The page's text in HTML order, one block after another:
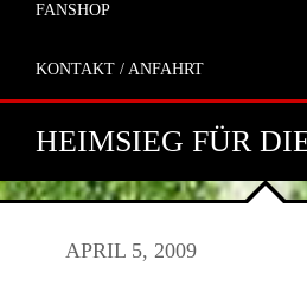
FANSHOP
KONTAKT / ANFAHRT
HEIMSIEG FÜR
APRIL 5, 2009